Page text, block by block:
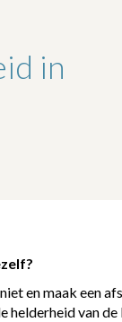
in
en maak een
helderheid van